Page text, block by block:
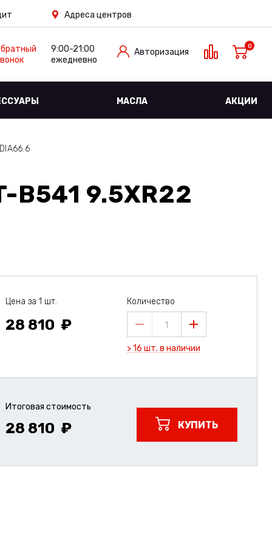
Адреса центров
9:00-21:00
ежедневно
Авторизация
0
МАСЛА АКЦИИ
B541 9.5XR22
Цена за 1 шт.
28 810
Количество
1
> 16 шт. в наличии
Итоговая стоимость
28 810 КУПИТЬ